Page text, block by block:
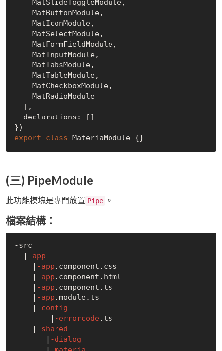
export
class
(三) PipeModule
此功能模塊是專門放置 Pipe 。
檔案結構：
-src
  |
-app
    |
-app .component.css
    |
-app .component.html
    |
-app .component.ts
    |
-app .module.ts
    |
-config
        |
-errorcode .ts
    |
-shared
       |
-dialog